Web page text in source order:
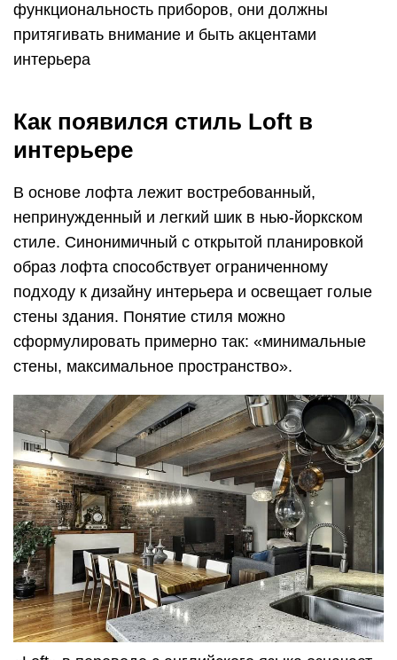
«чердак», поэтому само помещение должно
напоминать эдакую мастерскую с лёгкой долей
Идея этого дизайна принадлежит Энди Уорхолу.
Именно создателю поп-арта впервые
предложили использовать заброшенные
фабрики, мастерские, склады и чердаки для
жилья. За этим примером последовала
американская богемная молодежь. Главная
особенность стиля – в сочетании разных